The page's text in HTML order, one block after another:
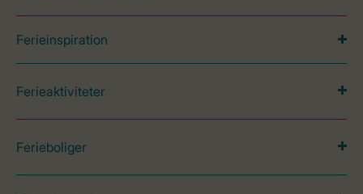
Ferieinspiration
Ferieaktiviteter
Ferieboliger